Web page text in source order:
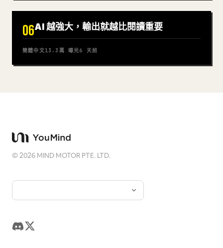
06AI 越強大，輸出就越比閱讀重要
簡體中文13.3萬 曝光6 天前
©2026 MIND MOTOR PTE. LTD.